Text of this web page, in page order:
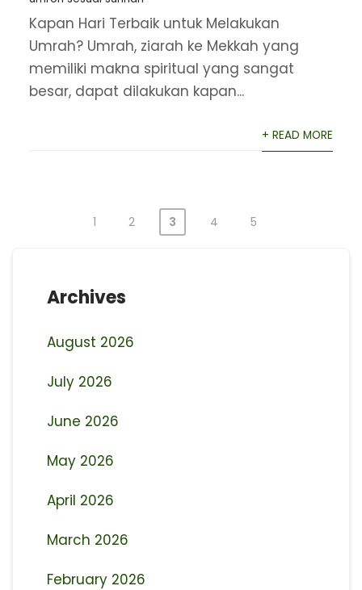
Kapan Hari Terbaik untuk Melakukan
Umrah? Umrah, ziarah ke Mekkah yang
memiliki makna spiritual yang sangat
besar, dapat dilakukan kapan...
+ READ MORE
1 2 3 4 5
Archives
August 2026
July 2026
June 2026
May 2026
April 2026
March 2026
February 2026